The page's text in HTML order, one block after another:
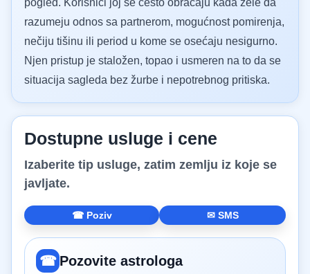
pogled. Korisnici joj se često obraćaju kada žele da
razumeju odnos sa partnerom, mogućnost pomirenja,
nečiju tišinu ili period u kome se osećaju nesigurno.
Njen pristup je staložen, topao i usmeren na to da se
situacija sagleda bez žurbe i nepotrebnog pritiska.
Dostupne usluge i cene
Izaberite tip usluge, zatim zemlju iz koje se
javljate.
☎ Poziv ✉ SMS
☎ Pozovite astrologa